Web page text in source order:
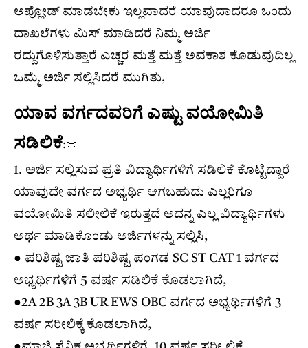
ಅಪ್ಲೋಡ್ ಮಾಡಬೇಕು ಇಲ್ಲವಾದರೆ ಯಾವುದಾದರೂ ಒಂದು
ದಾಖಲೆಗಳು ಮಿಸ್ ಮಾಡಿದರೆ ನಿಮ್ಮ ಅರ್ಜಿ
ರದ್ದುಗೊಳಿಸುತ್ತಾರೆ ಎಚ್ಚರ ಮತ್ತೆ ಮತ್ತೆ ಅವಕಾಶ ಕೊಡುವುದಿಲ್ಲ
ಒಮ್ಮೆ ಅರ್ಜಿ ಸಲ್ಲಿಸಿದರೆ ಮುಗಿತು,
ಯಾವ ವರ್ಗದವರಿಗೆ ಎಷ್ಟು ವಯೋಮಿತಿ
ಸಡಿಲಿಕೆ:📜
1. ಅರ್ಜಿ ಸಲ್ಲಿಸುವ ಪ್ರತಿ ವಿದ್ಯಾರ್ಥಿಗಳಿಗೆ ಸಡಿಲಿಕೆ ಕೊಟ್ಟಿದ್ದಾರೆ
ಯಾವುದೇ ವರ್ಗದ ಅಭ್ಯರ್ಥಿ ಆಗಬಹುದು ಎಲ್ಲರಿಗೂ
ವಯೋಮಿತಿ ಸಲೀಲಿಕೆ ಇರುತ್ತದೆ ಅದನ್ನ ಎಲ್ಲ ವಿದ್ಯಾರ್ಥಿಗಳು
ಅರ್ಥ ಮಾಡಿಕೊಂಡು ಅರ್ಜಿಗಳನ್ನು ಸಲ್ಲಿಸಿ,
● ಪರಿಶಿಷ್ಟ ಜಾತಿ ಪರಿಶಿಷ್ಟ ಪಂಗಡ SC ST CAT 1 ವರ್ಗದ
ಅಭ್ಯರ್ಥಿಗಳಿಗೆ 5 ವರ್ಷ ಸಡಿಲಿಕೆ ಕೊಡಲಾಗಿದೆ,
●2A 2B 3A 3B UR EWS OBC ವರ್ಗದ ಅಭ್ಯರ್ಥಿಗಳಿಗೆ 3
ವರ್ಷ ಸರೀಲಿಕ್ಕೆ ಕೊಡಲಾಗಿದೆ,